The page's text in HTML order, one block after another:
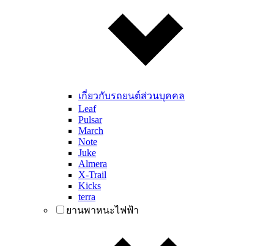
เกี่ยวกับรถยนต์ส่วนบุคคล
Leaf
Pulsar
March
Note
Juke
Almera
X-Trail
Kicks
terra
ยานพาหนะไฟฟ้า